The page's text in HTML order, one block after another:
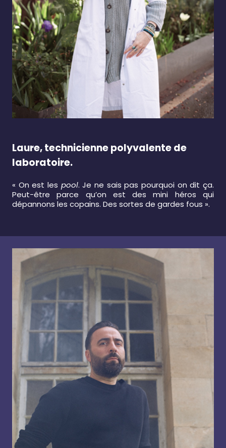
Laure, technicienne polyvalente de
laboratoire.
« On est les pool. Je ne sais pas pourquoi on dit ça.
Peut-être parce qu’on est des mini héros qui
dépannons les copains. Des sortes de gardes fous ».